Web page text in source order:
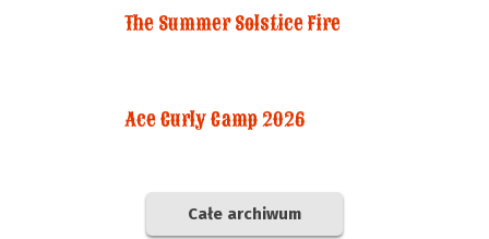
The Summer Solstice Fire
Ace Curly Camp 2026
Całe archiwum